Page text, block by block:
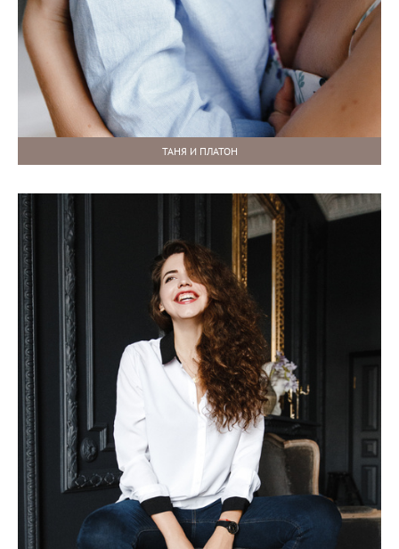
ТАНЯ И ПЛАТОН